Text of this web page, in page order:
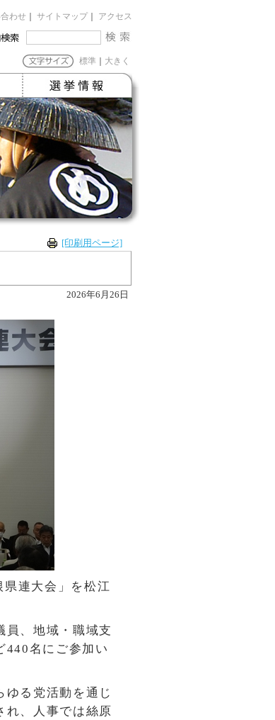
わせ サイトマップ アクセス
標準 大きく
[印刷用ページ]
2026年6月26日
連大会」を松江
員、地域・職域支
440名にご参加い
ゆる党活動を通じ
れ、人事では絲原